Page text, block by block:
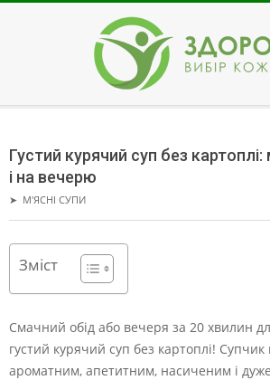
ЗДОРОВ'Я
Menu
Густий курячий суп без
і на вечерю
➤ М'ЯСНІ СУПИ
Зміст
Смачний обід або вечеря за 20 хвилин
густий курячий суп без картоплі! Супчик
ароматним, апетитним, насиченим і